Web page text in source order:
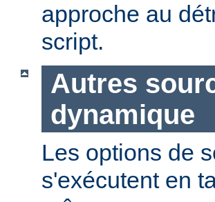
approche au
script.
Autres
dynamique
Les options de
s'exécutent en